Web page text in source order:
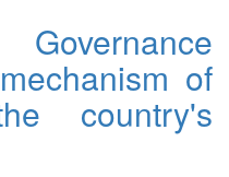
of
country's